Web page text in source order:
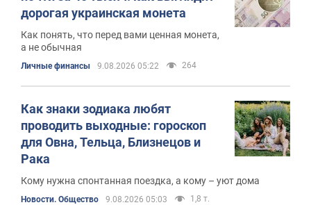
дорогая украинская монета
Как понять, что перед вами ценная монета,
а не обычная
Личные финансы 9.08.2026 05:22 264
Как знаки зодиака любят
проводить выходные: гороскоп
для Овна, Тельца, Близнецов и
Рака
Кому нужна спонтанная поездка, а кому – уют дома
Новости. Общество 9.08.2026 05:03 1,8 т.